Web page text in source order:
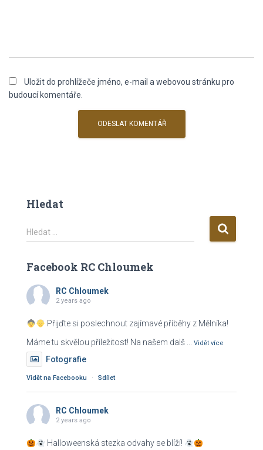
Uložit do prohlížeče jméno, e-mail a webovou stránku pro
budoucí komentáře.
Hledat
V
y
l
d
á
v
n
Hledat …
Facebook RC Chloumek
RC Chloumek
2 years ago
Přijďte si poslechnout zajímavé příběhy z Mělníka!
Máme tu skvělou příležitost! Na našem dalš ... Vidět více
Fotografie
Vidět na Facebooku · Sdílet
RC Chloumek
2 years ago
Halloweenská stezka odvahy se blíží!